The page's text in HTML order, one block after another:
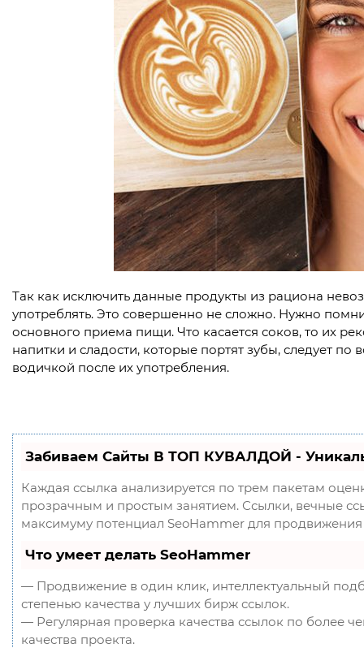
Так как исключить данные продукты из рациона
употреблять. Это совершенно не сложно. Нужно
основного приема пищи. Что касается соков, то их
напитки и сладости, которые портят зубы, следует
водичкой после их употребления.
Забиваем Сайты В ТОП КУВАЛДОЙ -
Каждая ссылка анализируется по трем пакетам
прозрачным и простым занятием. Ссылки, вечные
максимуму потенциал SeoHammer для продвижения
Что умеет делать SeoHammer
— Продвижение в один клик, интеллектуальный
степенью качества у лучших бирж ссылок.
— Регулярная проверка качества ссылок по более
качества проекта.